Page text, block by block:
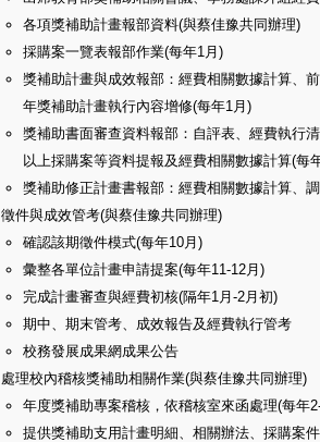
各項獎補助計畫報部資料(與蔡佳豫共同辦理)
採購案一覽表報部作業(每年1月)
獎補助計畫與成效報部：經費相關數據計算、
年獎補助計畫執行內容增修(每年1月)
獎補助書面審查資料報部：自評表、經費執行
以上採購案等資料提報及經費相關數據計算(每
獎補助修正計畫書報部：經費相關數據計算、
徵件與成效管考(與蔡佳豫共同辦理)
確認該期徵件模式(每年10月)
彙整各單位計畫申請提案(每年11-12月)
完成計畫審查與經費初核(隔年1月-2月初)
期中、期末管考、成效報告及經費執行管考
校務發展成果網成果公告
處理校內稽核獎補助相關作業(與蔡佳豫共同辦理)
年度獎補助專案稽核，依稽核室來函處理(每年
提供獎補助支用計畫明細、相關辦法、採購案